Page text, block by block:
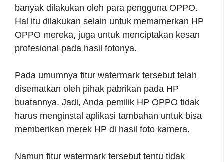
banyak dilakukan oleh para pengguna OPPO.
Hal itu dilakukan selain untuk memamerkan HP
OPPO mereka, juga untuk menciptakan kesan
profesional pada hasil fotonya.
Pada umumnya fitur watermark tersebut telah
disematkan oleh pihak pabrikan pada HP
buatannya. Jadi, Anda pemilik HP OPPO tidak
harus menginstal aplikasi tambahan untuk bisa
memberikan merek HP di hasil foto kamera.
Namun fitur watermark tersebut tentu tidak